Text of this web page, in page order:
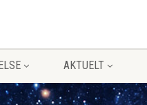
AKTUELT